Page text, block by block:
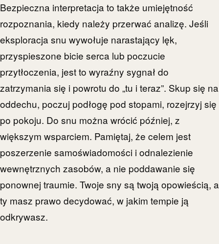
Bezpieczna interpretacja to także umiejętność
rozpoznania, kiedy należy przerwać analizę. Jeśli
eksploracja snu wywołuje narastający lęk,
przyspieszone bicie serca lub poczucie
przytłoczenia, jest to wyraźny sygnał do
zatrzymania się i powrotu do „tu i teraz”. Skup się na
oddechu, poczuj podłogę pod stopami, rozejrzyj się
po pokoju. Do snu można wrócić później, z
większym wsparciem. Pamiętaj, że celem jest
poszerzenie samoświadomości i odnalezienie
wewnętrznych zasobów, a nie poddawanie się
ponownej traumie. Twoje sny są twoją opowieścią, a
ty masz prawo decydować, w jakim tempie ją
odkrywasz.